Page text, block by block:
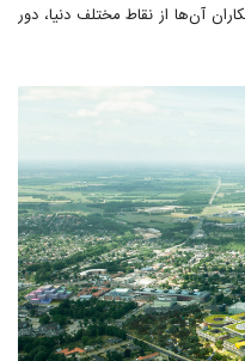
آن‌ها از نقاط مختلف دنیا، دور